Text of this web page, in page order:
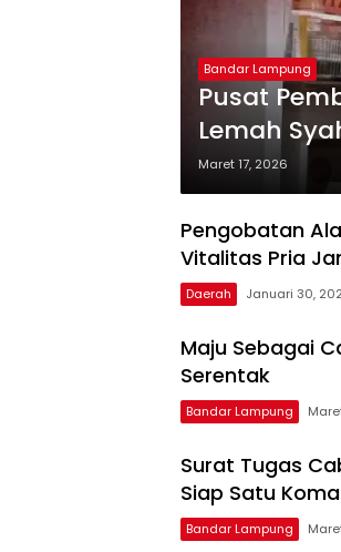
Bandar Lampung
Pusat
Lemah
Maret 17, 2026
Pengobatan
Vitalitas Pria
Daerah Januari 30,
Maju Sebagai
Serentak
Bandar Lampung
Surat Tugas
Siap Satu
Bandar Lampung